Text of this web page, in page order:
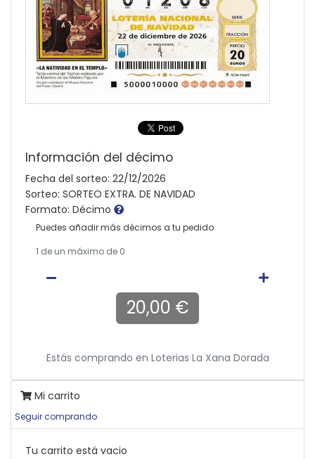
Información del décimo
Fecha del sorteo: 22/12/2026
Sorteo: SORTEO EXTRA. DE NAVIDAD
Formato: Décimo
Puedes añadir más décimos a tu pedido
1 de un máximo de 0
20,00 €
Estás comprando en Loterias La Xana Dorada
Mi carrito
Seguir comprando
Tu carrito está vacio